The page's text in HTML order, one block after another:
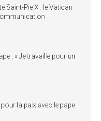
Saint-Pie X : le Vatican
: « Je travaille pour un
la paix avec le pape